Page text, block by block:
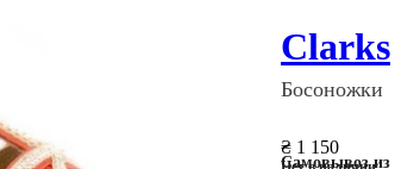
Clarks
Босоножки
₴ 1 150
Самовывоз из